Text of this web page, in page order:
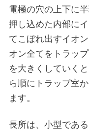
電極の穴の上下に
押し込めた内部に
てこぼれ出すイオ
オン全てをトラッ
を大きくしていく
ら順にトラップ室
ます。
長所は、小型であ